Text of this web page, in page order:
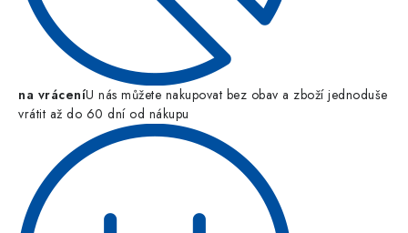
na vráceníU nás můžete nakupovat bez obav a zboží jednoduše
vrátit až do 60 dní od nákupu